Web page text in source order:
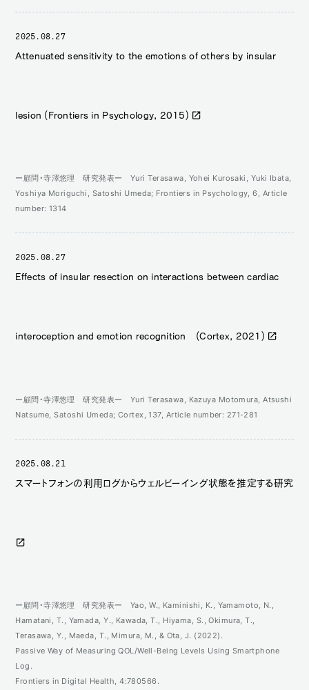
2025.08.27
Attenuated sensitivity to the emotions of others by insular
lesion (Frontiers in Psychology, 2015)
ー顧問・寺澤悠理 研究発表ー Yuri Terasawa, Yohei Kurosaki, Yuki Ibata,
Yoshiya Moriguchi, Satoshi Umeda; Frontiers in Psychology, 6, Article
number: 1314
2025.08.27
Effects of insular resection on interactions between cardiac
interoception and emotion recognition (Cortex, 2021)
ー顧問・寺澤悠理 研究発表ー Yuri Terasawa, Kazuya Motomura, Atsushi
Natsume, Satoshi Umeda; Cortex, 137, Article number: 271-281
2025.08.21
スマートフォンの利用ログからウェルビーイング状態を推定する研究
ー顧問・寺澤悠理 研究発表ー Yao, W., Kaminishi, K., Yamamoto, N.,
Hamatani, T., Yamada, Y., Kawada, T., Hiyama, S., Okimura, T.,
Terasawa, Y., Maeda, T., Mimura, M., & Ota, J. (2022).
Passive Way of Measuring QOL/Well-Being Levels Using Smartphone
Log.
Frontiers in Digital Health, 4:780566.